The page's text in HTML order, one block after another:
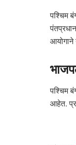
पश्चिम
आयोगाने
पश्चिम
आहेत.